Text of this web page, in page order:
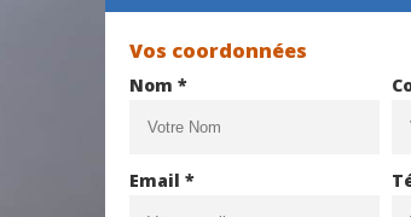
Vos coordonnées
Nom *
Email *